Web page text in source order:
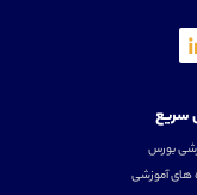
سریع
بورس
های آموزشی